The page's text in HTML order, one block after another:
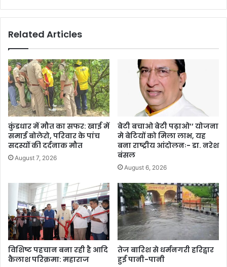
Related Articles
कुंडधार में मौत का सफर: खाई में
समाई बोलेरो, परिवार के पांच
सदस्यों की दर्दनाक मौत
August 7, 2026
बेटी बचाओ बेटी पढ़ाओ’’ योजना
मे बेटियों को मिला लाभ, यह
बना राष्ट्रीय आंदोलनः- डा. नरेश
बंसल
August 6, 2026
विशिष्ट पहचान बना रही है आदि
कैलाश परिक्रमा: महाराज
तेज बारिश से धर्मनगरी हरिद्वार
हुई पानी-पानी